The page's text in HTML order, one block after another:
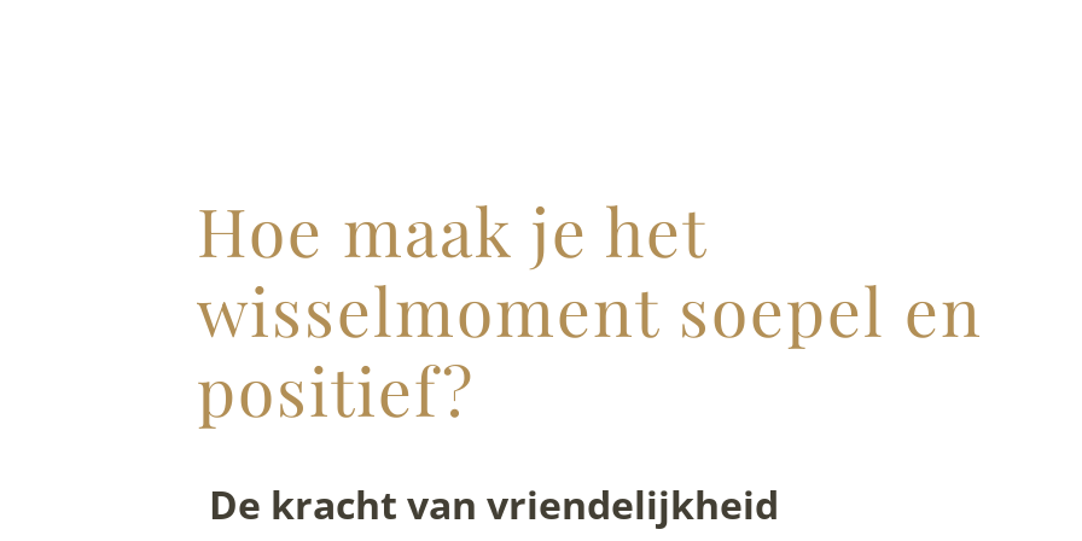
Hoe maak je het
wisselmoment soepel en
positief?
De kracht van vriendelijkheid